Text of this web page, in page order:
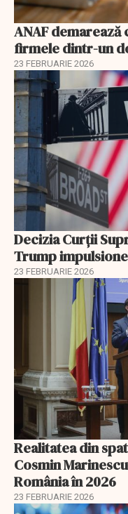
ANAF
firmele dintr-un
23 FEBRUARIE 2026
Decizia Curții
Trump
23 FEBRUARIE 2026
Realitatea din
Cosmin
România în 2026
23 FEBRUARIE 2026